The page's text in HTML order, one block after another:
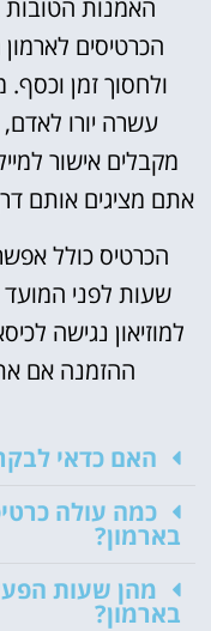
האמנות הטובות
הכרטיסים
ולחסוך זמן
עשרה יורו
מקבלים אישור
אתם מציגים אותם
הכרטיס כולל
שעות לפני
למוזיאון נגישה
ההזמנה אם
האם כדאי
כמה עולה
בארמון?
מהן שעות
בארמון?